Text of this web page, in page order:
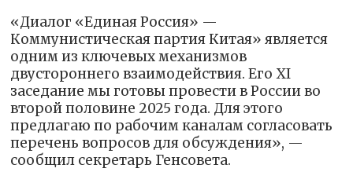
«Диалог «Единая Россия» —
Коммунистическая партия Китая» является
одним из ключевых механизмов
двустороннего взаимодействия. Его XI
заседание мы готовы провести в России во
второй половине 2025 года. Для этого
предлагаю по рабочим каналам согласовать
перечень вопросов для обсуждения», —
сообщил секретарь Генсовета.